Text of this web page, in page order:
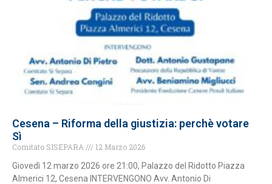
Cesena – Riforma della giustizia: perchè votare
Sì
Comitato SISEPARA
12 Marzo 2026
Giovedì 12 marzo 2026 ore 21:00, Palazzo del Ridotto Piazza
Almerici 12, Cesena INTERVENGONO Avv. Antonio Di